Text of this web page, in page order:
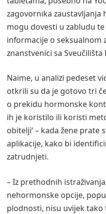
zagovornika
mogu dovesti u zabludu
informacije o seksualnom
znanstvenici sa Sveučilišta
Naime, u analizi pedeset
otkrili su da je gotovo tri
o prekidu hormonske
ih je koristilo ili koristi
obitelji‘ – kada žene prate
aplikacije, kako bi
zatrudnjeti.
– Iz prethodnih
nehormonske opcije,
plodnosti, nisu uvijek